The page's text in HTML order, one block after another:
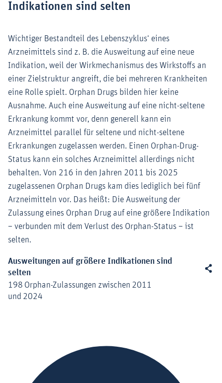
Indikationen sind selten
Wichtiger Bestandteil des Lebenszyklus‘ eines
Arzneimittels sind z. B. die Ausweitung auf eine neue
Indikation, weil der Wirkmechanismus des Wirkstoffs an
einer Zielstruktur angreift, die bei mehreren Krankheiten
eine Rolle spielt. Orphan Drugs bilden hier keine
Ausnahme. Auch eine Ausweitung auf eine nicht-seltene
Erkrankung kommt vor, denn generell kann ein
Arzneimittel parallel für seltene und nicht-seltene
Erkrankungen zugelassen werden. Einen Orphan-Drug-
Status kann ein solches Arzneimittel allerdings nicht
behalten. Von 216 in den Jahren 2011 bis 2025
zugelassenen Orphan Drugs kam dies lediglich bei fünf
Arzneimitteln vor. Das heißt: Die Ausweitung der
Zulassung eines Orphan Drug auf eine größere Indikation
– verbunden mit dem Verlust des Orphan-Status – ist
selten.